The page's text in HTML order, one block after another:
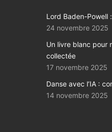
Lord Baden-Powell
24 novembre 2025
Un livre blanc pour
collectée
17 novembre 2025
Danse avec l’IA :
14 novembre 2025